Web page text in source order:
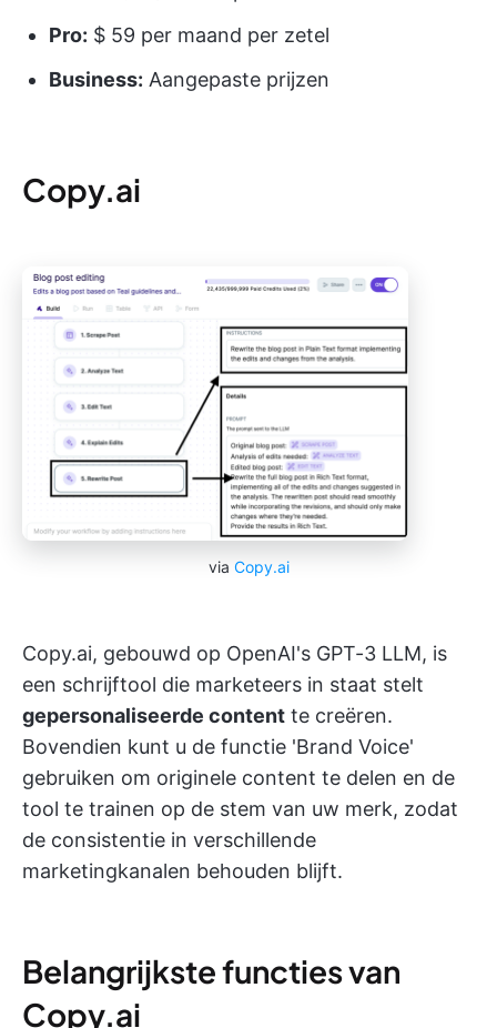
Pro: $ 59 per maand per zetel
Business: Aangepaste prijzen
Copy.ai
via Copy.ai
Copy.ai, gebouwd op OpenAI's GPT-3 LLM, is
een schrijftool die marketeers in staat stelt
gepersonaliseerde content te creëren.
Bovendien kunt u de functie 'Brand Voice'
gebruiken om originele content te delen en de
tool te trainen op de stem van uw merk, zodat
de consistentie in verschillende
marketingkanalen behouden blijft.
Belangrijkste functies van
Copy.ai